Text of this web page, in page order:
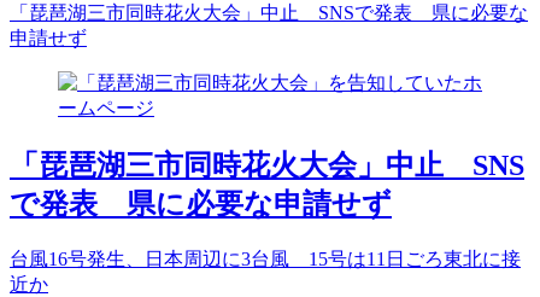
「琵琶湖三市同時花火大会」中止 SNSで発表 県に必要な
申請せず
「琵琶湖三市同時花火大会」中止 SNS
で発表 県に必要な申請せず
台風16号発生、日本周辺に3台風 15号は11日ごろ東北に接
近か